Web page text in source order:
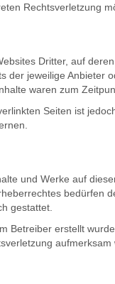
Rechtsverletzung
Dritter, auf
der jeweilige Anbieter
waren zum
Seiten ist
und Werke auf
bedürfen
gestattet.
Betreiber erstellt